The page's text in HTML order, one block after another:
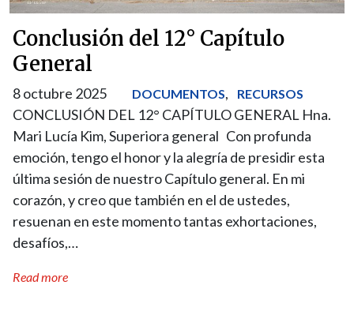
Conclusión del 12° Capítulo
General
8 octubre 2025 DOCUMENTOS, RECURSOS
CONCLUSIÓN DEL 12° CAPÍTULO GENERAL Hna.
Mari Lucía Kim, Superiora general Con profunda
emoción, tengo el honor y la alegría de presidir esta
última sesión de nuestro Capítulo general. En mi
corazón, y creo que también en el de ustedes,
resuenan en este momento tantas exhortaciones,
desafíos,…
Read more